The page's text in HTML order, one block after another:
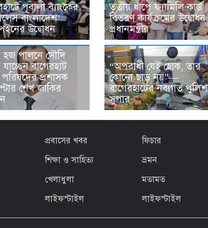
পূবালী ব্যাংকের
বাংলাদেশ’
উদ্বোধন
তৃতীয় ধাপে ফ্যামিলি কার্ড
বিতরণ কার্যক্রমের উদ্বোধন
প্রধানমন্ত্রীর
হজ পালনে সৌদি
বাগেরহাট
প্রশাসক
শেখ জাকির
“অপরাধী যেই হোক, তার
কোনো ছাড় নয়”—
বাগেরহাটের নবাগত পুলিশ
সুপার
প্রবাসের খবর
শিক্ষা ও সাহিত্য
খেলাধুলা
লাইফস্টাইল
ফিচার
ভ্রমন
মতামত
লাইফস্টাইল